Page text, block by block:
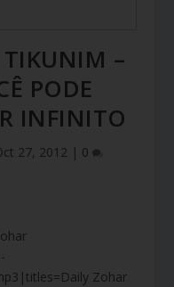
TIKUNIM –
PODE
INFINITO
27, 2012 | 0
Zohar